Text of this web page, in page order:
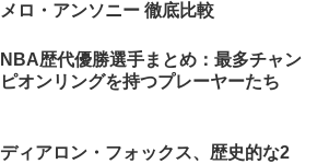
メロ・アンソニー 徹底比較
NBA歴代優勝選手まとめ：最多チャン
ピオンリングを持つプレーヤーたち
ディアロン・フォックス、歴史的な2